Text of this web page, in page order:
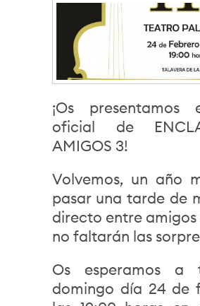
¡Os presentamos
oficial de
AMIGOS 3!
Volvemos, un año
pasar una tarde de
directo entre amigos
no faltarán las
Os esperamos a
domingo día 24 de